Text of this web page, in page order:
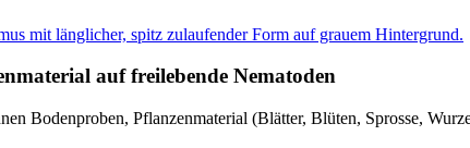
auf freilebende Nematoden
Bodenproben, Pflanzenmaterial (Blätter, Blüten, Sprosse,